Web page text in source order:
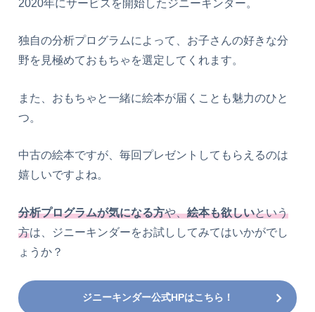
2020年にサービスを開始したジニーキンダー。
独自の分析プログラムによって、お子さんの好きな分
野を見極めておもちゃを選定してくれます。
また、おもちゃと一緒に絵本が届くことも魅力のひと
つ。
中古の絵本ですが、毎回プレゼントしてもらえるのは
嬉しいですよね。
分析プログラムが気になる方や、絵本も欲しいという
方は、ジニーキンダーをお試ししてみてはいかがでし
ょうか？
ジニーキンダー公式HPはこちら！